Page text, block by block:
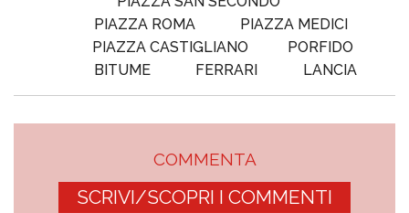
PIAZZA ROMA
PIAZZA MEDICI
PIAZZA CASTIGLIANO
PORFIDO
BITUME
FERRARI LANCIA
COMMENTA
SCRIVI/SCOPRI I COMMENTI